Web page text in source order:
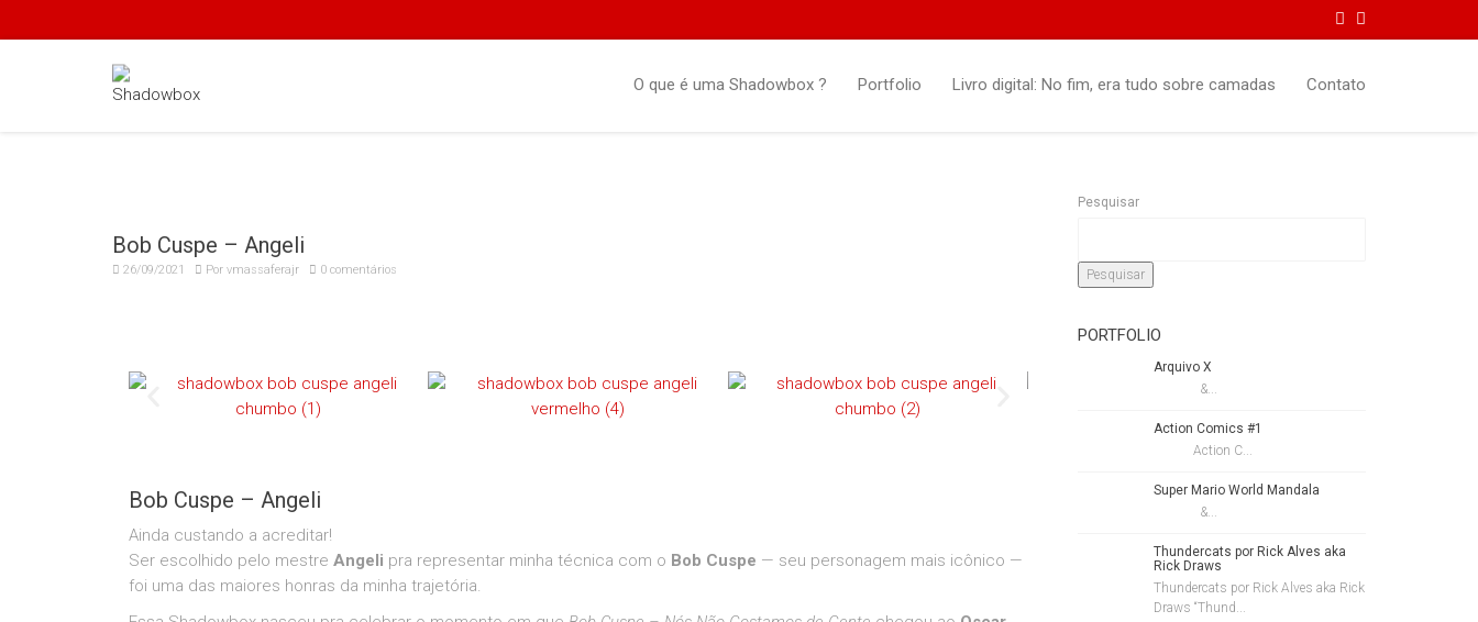
O que é uma Shadowbox ? Portfolio Livro digital: No fim, era tudo sobre camadas Contato
Bob Cuspe – Angeli
26/09/2021 Por vmassaferajr 0 comentários
Bob Cuspe – Angeli
Ainda custando a acreditar!
Ser escolhido pelo mestre Angeli pra representar minha técnica com o Bob Cuspe — seu personagem mais icônico —
foi uma das maiores honras da minha trajetória.
Pesquisar
Pesquisar
PORTFOLIO
Arquivo X
&...
Action Comics #1
Action C...
Super Mario World Mandala
&...
Thundercats por Rick Alves aka
Rick Draws
Thundercats por Rick Alves aka Rick
Draws “Thund...